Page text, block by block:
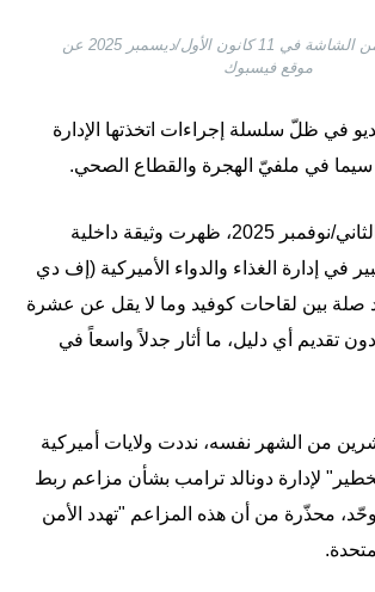
صورة ملتقطة من الشاشة في 11 كانون الأول/ديسمبر 2025 عن
موقع فيسبوك
في ظلّ سلسلة إجراءات اتخذتها الإدارة
سيما في ملفيّ الهجرة والقطاع الصحي.
ففي أواخر تشرين الثاني/نوفمبر 2025، ظهرت وثيقة داخلية
في إدارة الغذاء والدواء الأميركية (إف دي
صلة بين لقاحات كوفيد وما لا يقل عن عشرة
تقديم أي دليل، ما أثار جدلاً واسعاً في
من الشهر نفسه، نددت ولايات أميركية
لإدارة دونالد ترامب بشأن مزاعم ربط
محذّرة من أن هذه المزاعم "تهدد الأمن